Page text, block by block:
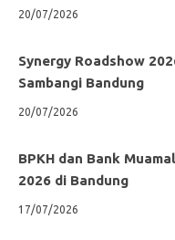
20/07/2026
Synergy Roadshow
Sambangi Bandung
20/07/2026
BPKH dan Bank
2026 di Bandung
17/07/2026